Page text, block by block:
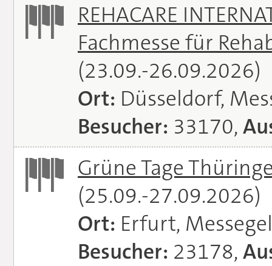
REHACARE
Fachmesse für
(23.09.-26.09.2026)
Ort: Düsseldorf,
Besucher: 33170,
Grüne Tage
(25.09.-27.09.2026)
Ort: Erfurt,
Besucher: 23178,